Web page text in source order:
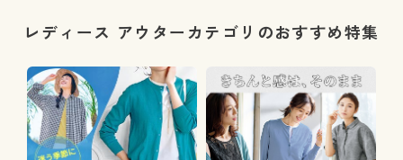
レディース アウターカテゴリのおすすめ特集